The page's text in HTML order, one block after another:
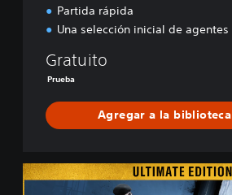
Partida rápida
Una selección inicial de agentes
Gratuito
Prueba
Agregar a la biblioteca
U
l